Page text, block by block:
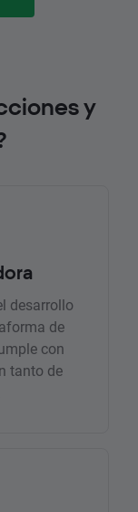
y
desarrollo
de
con
tanto de